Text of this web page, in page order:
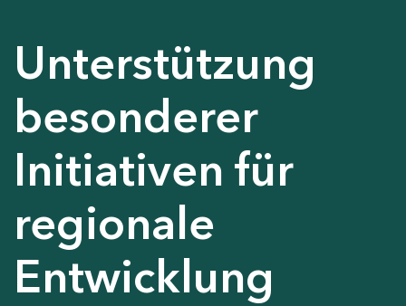
Unterstützung
besonderer
Initiativen für
regionale
Entwicklung